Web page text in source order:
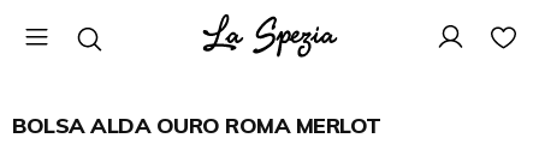
BOLSA ALDA OURO ROMA MERLOT